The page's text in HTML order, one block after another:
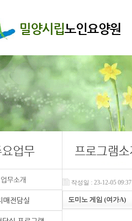
작성일 : 23-12-05 09:37
도미노 게임 (여가A)